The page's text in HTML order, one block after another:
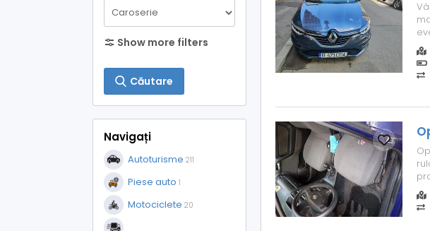
Show more filters
Căutare
Navigați
Autoturisme 211
Piese auto 1
Motociclete 20